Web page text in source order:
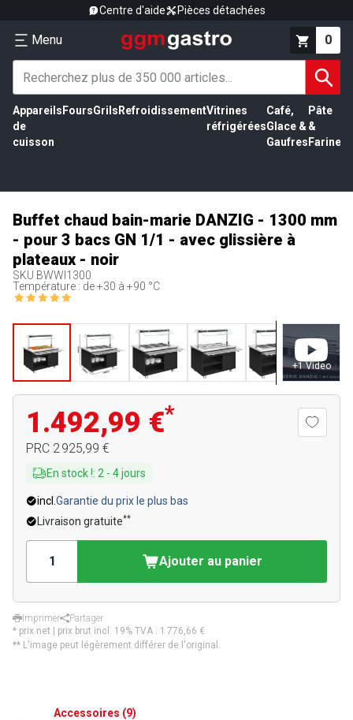
Centre d'aide Pièces détachées
Menu 0
Appareils
de
cuisson
FoursGrils RefroidissementVitrines
réfrigérées
Café,
Glace &
Gaufres
Pâte
&
Farine
Buffet chaud bain-marie DANZIG - 1300 mm
- pour 3 bacs GN 1/1 - avec glissière à
plateaux - noir
SKU BWWI1300
Température : de +30 à +90 °C
+1 Video
1.492,99 €*
PRC 2 925,99 €
En stock !: 2 - 4jours
incl. Garantie du prix le plus bas
Livraison gratuite**
Ajouter au panier
Imprimer
Partager
* prix net | prix brut incl. 19% TVA : 1 776,66 €
** L'image peut légèrement différer de l'original.
Accessoires (9)